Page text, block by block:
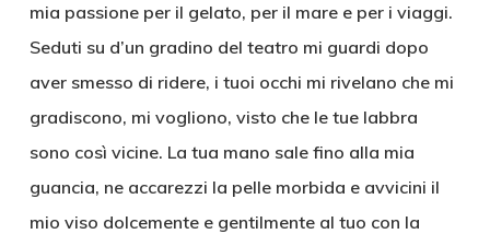
mia passione per il gelato, per il mare e per i viaggi.
Seduti su d’un gradino del teatro mi guardi dopo
aver smesso di ridere, i tuoi occhi mi rivelano che mi
gradiscono, mi vogliono, visto che le tue labbra
sono così vicine. La tua mano sale fino alla mia
guancia, ne accarezzi la pelle morbida e avvicini il
mio viso dolcemente e gentilmente al tuo con la